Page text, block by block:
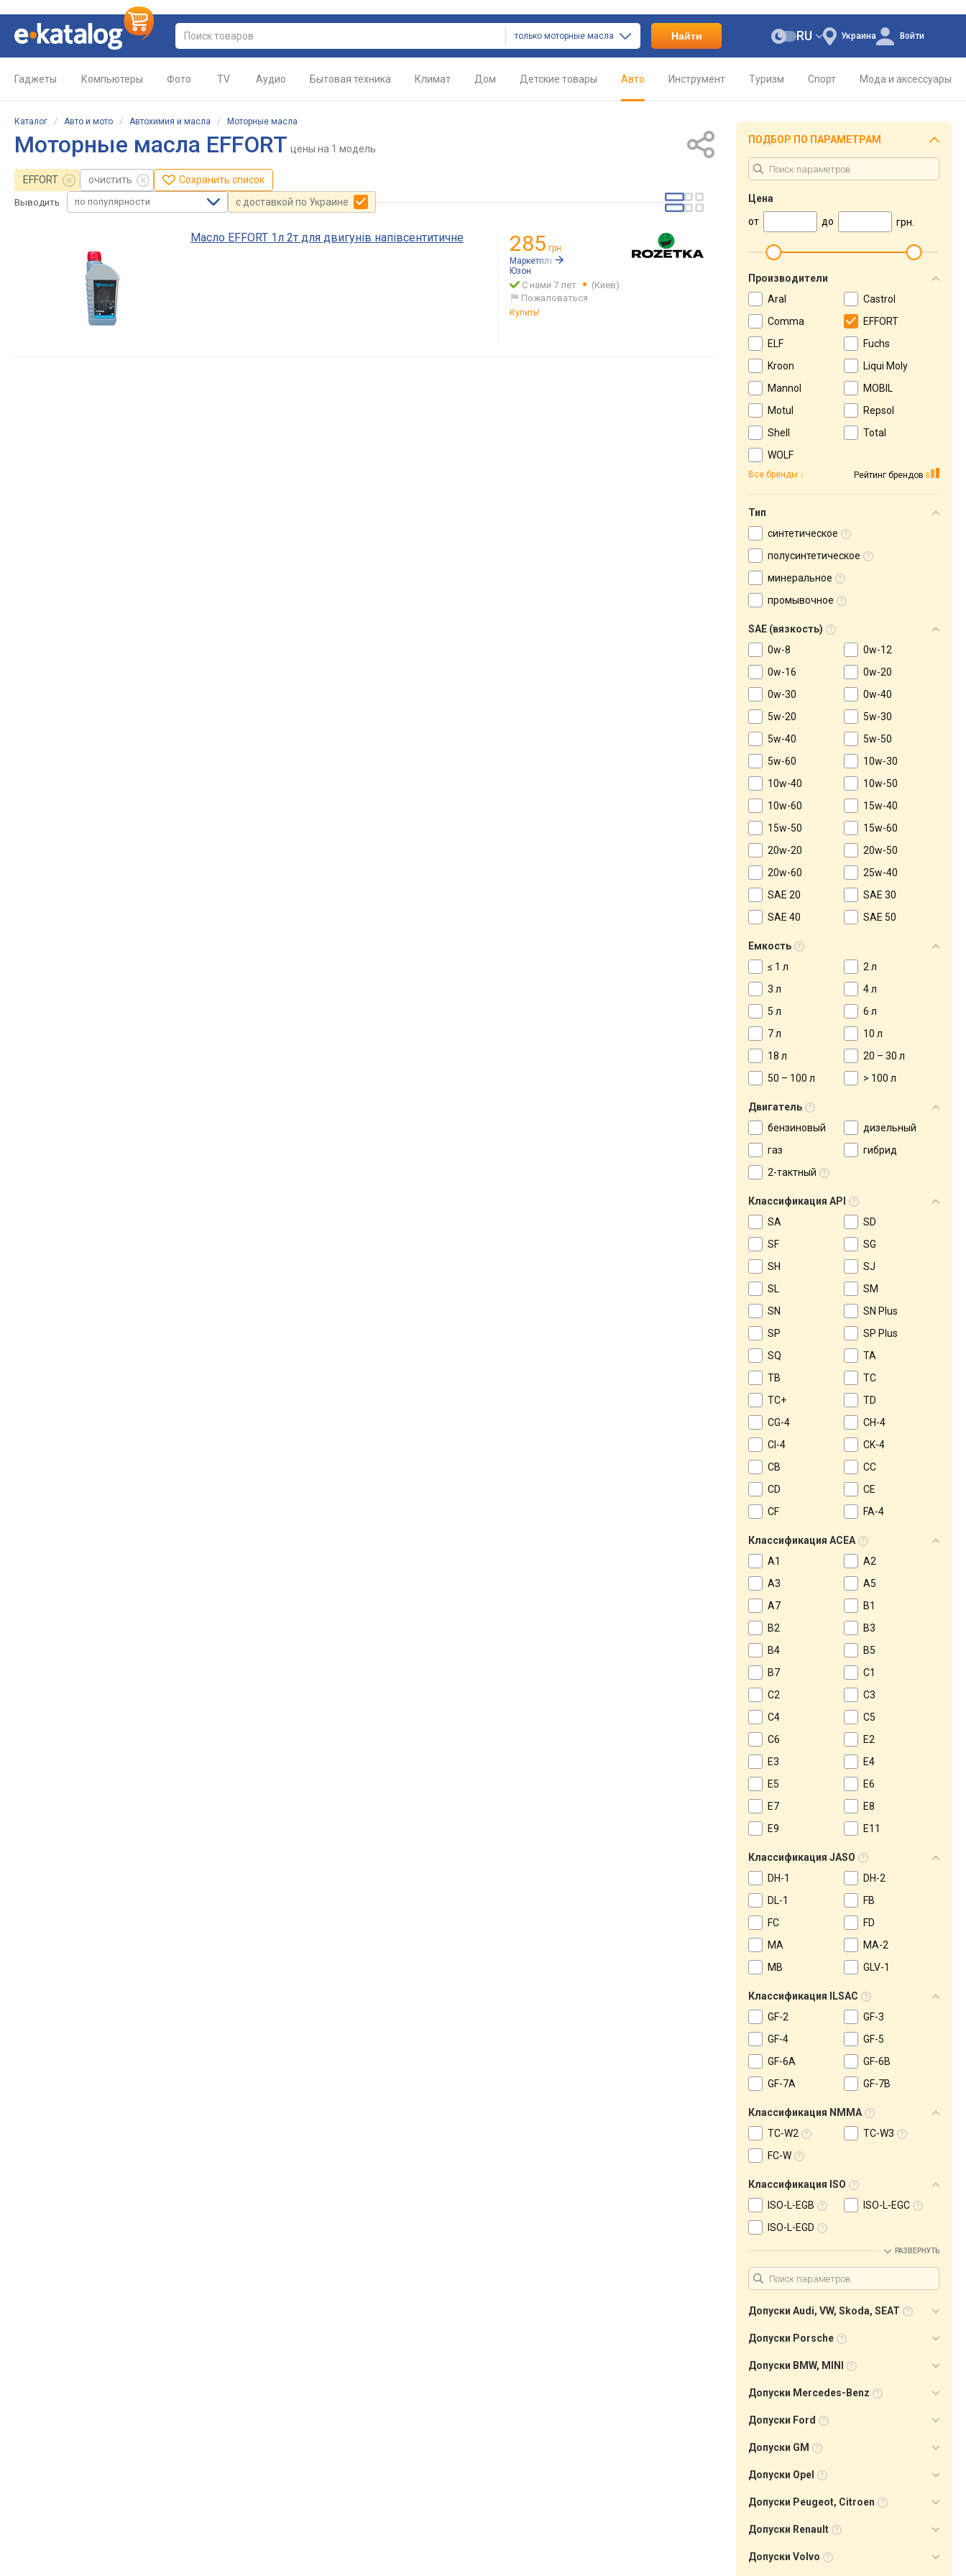
только моторные масла Найти Украина
RU Войти
Гаджеты Компьютеры Фото TV Аудио Бытовая техника Климат Дом Детские товары Авто Инструмент Туризм Спорт Мода и аксессуары
Каталог / Авто и мото / Автохимия и масла / Моторные масла
Моторные масла EFFORT цены на 1 модель
EFFORT очистить Сохранить список
Выводить по популярности с доставкой по Украине
Масло EFFORT 1л 2т для двигунів напівсентитичне 285 грн.
Маркетплейс:
Юзон
С нами 7 лет
(Киев)
Пожаловаться
Купить!
ПОДБОР ПО ПАРАМЕТРАМ
Цена
от
до грн.
Производители
Aral
Castrol
Comma
EFFORT
ELF
Fuchs
Kroon
Liqui Moly
Mannol
MOBIL
Motul
Repsol
Shell
Total
WOLF
Рейтинг брендов
Все бренды
Тип
синтетическое
полусинтетическое
минеральное
промывочное
SAE (вязкость)
0w-8
0w-12
0w-16
0w-20
0w-30
0w-40
5w-20
5w-30
5w-40
5w-50
5w-60
10w-30
10w-40
10w-50
10w-60
15w-40
15w-50
15w-60
20w-20
20w-50
20w-60
25w-40
SAE 20
SAE 30
SAE 40
SAE 50
Емкость
≤ 1 л
2 л
3 л
4 л
5 л
6 л
7 л
10 л
18 л
20 – 30 л
50 – 100 л
> 100 л
Двигатель
бензиновый
дизельный
газ
гибрид
2-тактный
Классификация API
SA
SD
SF
SG
SH
SJ
SL
SM
SN
SN Plus
SP
SP Plus
SQ
TA
TB
TC
TC+
TD
CG-4
CH-4
CI-4
CK-4
CB
CC
CD
CE
CF
FA-4
Классификация ACEA
A1
A2
A3
A5
A7
B1
B2
B3
B4
B5
B7
C1
C2
C3
C4
C5
C6
E2
E3
E4
E5
E6
E7
E8
E9
E11
Классификация JASO
DH-1
DH-2
DL-1
FB
FC
FD
MA
MA-2
MB
GLV-1
Классификация ILSAC
GF-2
GF-3
GF-4
GF-5
GF-6A
GF-6B
GF-7A
GF-7B
Классификация NMMA
TC-W2
TC-W3
FC-W
Классификация ISO
ISO-L-EGB
ISO-L-EGC
ISO-L-EGD
РАЗВЕРНУТЬ
Допуски Audi, VW, Skoda, SEAT
Допуски Porsche
Допуски BMW, MINI
Допуски Mercedes-Benz
Допуски Ford
Допуски GM
Допуски Opel
Допуски Peugeot, Citroen
Допуски Renault
Допуски Volvo